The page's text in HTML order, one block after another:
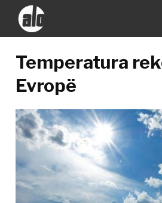
Temperatura
Evropë